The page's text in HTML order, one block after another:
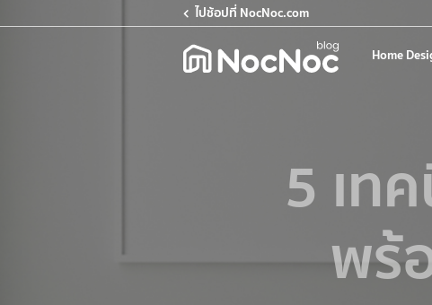
ไปช้อปที่ NocNoc.com
Home
5 เท
พร้